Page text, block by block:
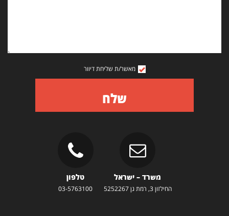
מאשר/ת שליחת דיוור
שלח
משרד – ישראל
החילזון 3, רמת גן 5252267
טלפון
03-5763100